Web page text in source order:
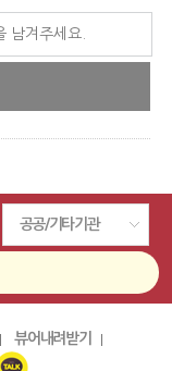
공공/기타기관
뷰어내려받기